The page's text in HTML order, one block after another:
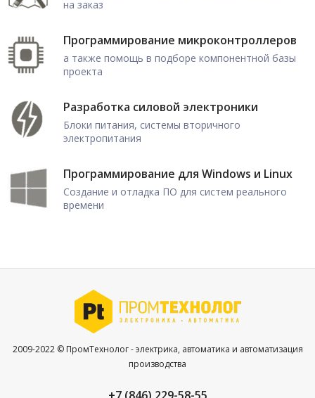
на заказ
Программирование микроконтроллеров
а также помощь в подборе компонентной базы
проекта
Разработка силовой электроники
Блоки питания, системы вторичного
электропитания
Программирование для Windows и Linux
Создание и отладка ПО для систем реального
времени
2009-2022 © ПромТехнолог - электрика, автоматика и автоматизация
производства
+7 (846) 229-58-55